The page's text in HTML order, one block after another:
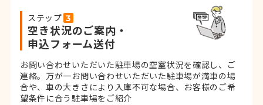
ステップ
空き状況のご案内・
申込フォーム送付
お問い合わせいただいた駐車場の空室状況を確認し、ご
連絡。 万が一お問い合わせいただいた駐車場が満車の場
合や、車の大きさにより入庫不可な場合、お客様のご希
望条件に合う駐車場をご紹介